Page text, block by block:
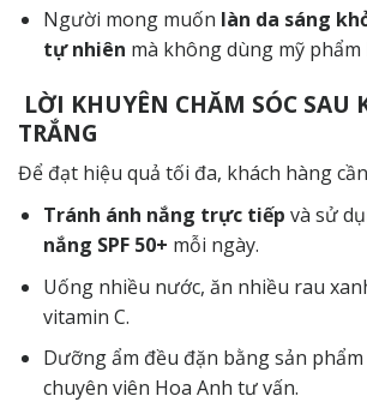
Người mong muốn làn da sáng
tự nhiên mà không dùng mỹ phẩm
LỜI KHUYÊN CHĂM SÓC SAU
TRẮNG
Để đạt hiệu quả tối đa, khách hàng
Tránh ánh nắng trực tiếp và sử
nắng SPF 50+ mỗi ngày.
Uống nhiều nước, ăn nhiều rau
vitamin C.
Dưỡng ẩm đều đặn bằng sản
chuyên viên Hoa Anh tư vấn.